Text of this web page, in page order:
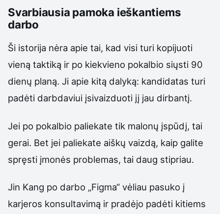
Svarbiausia pamoka ieškantiems
darbo
Ši istorija nėra apie tai, kad visi turi kopijuoti
vieną taktiką ir po kiekvieno pokalbio siųsti 90
dienų planą. Ji apie kitą dalyką: kandidatas turi
padėti darbdaviui įsivaizduoti jį jau dirbantį.
Jei po pokalbio paliekate tik malonų įspūdį, tai
gerai. Bet jei paliekate aiškų vaizdą, kaip galite
spręsti įmonės problemas, tai daug stipriau.
Jin Kang po darbo „Figma“ vėliau pasuko į
karjeros konsultavimą ir pradėjo padėti kitiems